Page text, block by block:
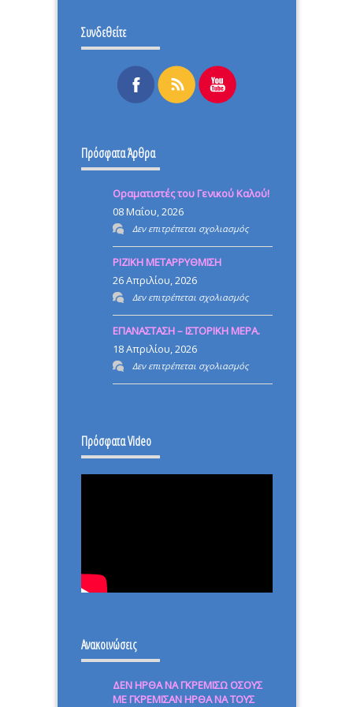
Συνδεθείτε
Πρόσφατα Άρθρα
Οραματιστές του Γενικού Καλού!
08 Μαΐου, 2026
Δεν επιτρέπεται σχολιασμόςστο
Οραματιστές
Καλού!
ΡΙΖΙΚΗ ΜΕΤΑΡΡΥΘΜΙΣΗ
26 Απριλίου, 2026
Δεν επιτρέπεται σχολιασμόςστο
ΡΙΖΙΚΗ
ΜΕΤΑΡΡΥΘΜΙΣΗ
ΕΠΑΝΑΣΤΑΣΗ – ΙΣΤΟΡΙΚΗ ΜΕΡΑ.
18 Απριλίου, 2026
Δεν επιτρέπεται σχολιασμόςστο
ΕΠΑΝΑΣΤΑΣΗ
Πρόσφατα Video
Ανακοινώσεις
ΔΕΝ ΗΡΘΑ ΝΑ ΓΚΡΕΜΙΣΩ ΟΣΟΥΣ
ΜΕ ΓΚΡΕΜΙΣΑΝ ΗΡΘΑ ΝΑ ΤΟΥΣ